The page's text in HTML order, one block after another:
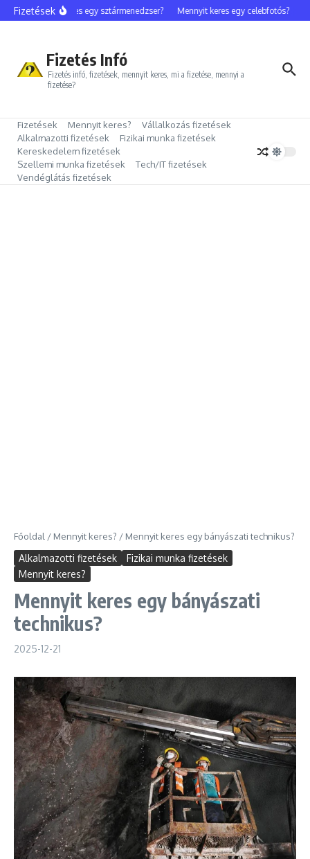
Ugrás a tartalomhoz
Fizetések
Mennyit keres egy sztármenedzser? Mennyit keres egy celebfotós?
Fizetés Infó
Fizetés infó, fizetések, mennyit keres, mi a fizetése, mennyi a
fizetése?
Fizetések Mennyit keres?
Vállalkozás fizetések
Alkalmazotti fizetések
Fizikai munka fizetések
Kereskedelem fizetések
Szellemi munka fizetések
Tech/IT fizetések
Vendéglátás fizetések
Főoldal / Mennyit keres? / Mennyit keres egy bányászati technikus?
Alkalmazotti fizetések
Fizikai munka fizetések
Mennyit keres?
Mennyit keres egy bányászati
technikus?
2025-12-21